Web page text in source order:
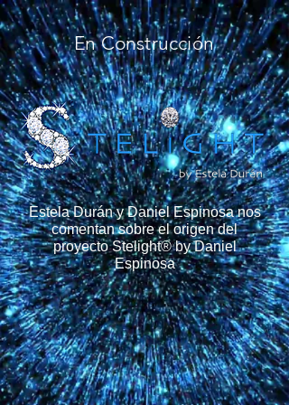
En Construcción
Estela Durán y Daniel Espinosa nos
comentan sobre el origen del
proyecto Stelight® by Daniel
Espinosa